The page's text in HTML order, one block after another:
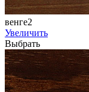
венге2
Увеличить
Выбрать